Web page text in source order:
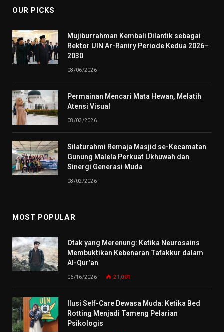
OUR PICKS
Mujiburrahman Kembali Dilantik sebagai
Rektor UIN Ar-Raniry Periode Kedua 2026–
2030
08/06/2026
Permainan Mencari Mata Hewan, Melatih
Atensi Visual
08/03/2026
Silaturahmi Remaja Masjid se-Kecamatan
Gunung Malela Perkuat Ukhuwah dan
Sinergi Generasi Muda
08/02/2026
MOST POPULAR
Otak yang Merenung: Ketika Neurosains
Membuktikan Kebenaran Tafakkur dalam
Al-Qur’an
06/16/2026 21,001
Ilusi Self-Care Dewasa Muda: Ketika Bed
Rotting Menjadi Tameng Pelarian
Psikologis